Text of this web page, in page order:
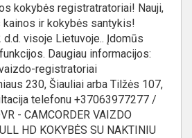
kokybės registratratoriai! Nauji,
ir kokybės santykis!
visoje Lietuvoje.. Įdomūs
Daugiau informacijos:
registratoriai
230, Šiauliai arba Tilžės 107,
telefonu +37063977277 /
- CAMCORDER VAIZDO
HD KOKYBĖS SU NAKTINIU